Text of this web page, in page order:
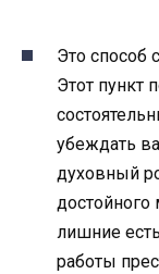
Это способ
Этот пункт
убеждать
духовный
лишние
работы